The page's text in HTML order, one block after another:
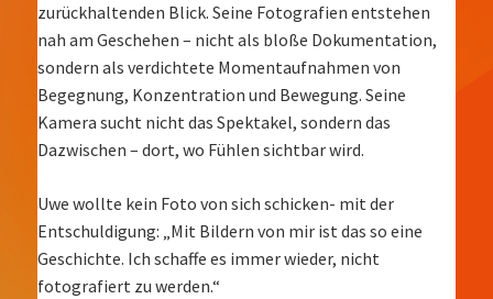
zurückhaltenden Blick. Seine Fotografien entstehen
nah am Geschehen – nicht als bloße Dokumentation,
sondern als verdichtete Momentaufnahmen von
Begegnung, Konzentration und Bewegung. Seine
Kamera sucht nicht das Spektakel, sondern das
Dazwischen – dort, wo Fühlen sichtbar wird.
Uwe wollte kein Foto von sich schicken- mit der
Entschuldigung: „Mit Bildern von mir ist das so eine
Geschichte. Ich schaffe es immer wieder, nicht
fotografiert zu werden.“